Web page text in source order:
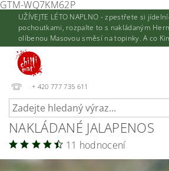
GTM-WQ7KM62P
UŽÍVEJTE LÉTO NAPLNO - zpestřete si
pochoutkami, rozpalte to s nakládaným
olíbenou Masovou směsí na topinky. A co
+ 420 777 735 611
NAKLÁDANÉ JALAPENOS
11 hodnocení